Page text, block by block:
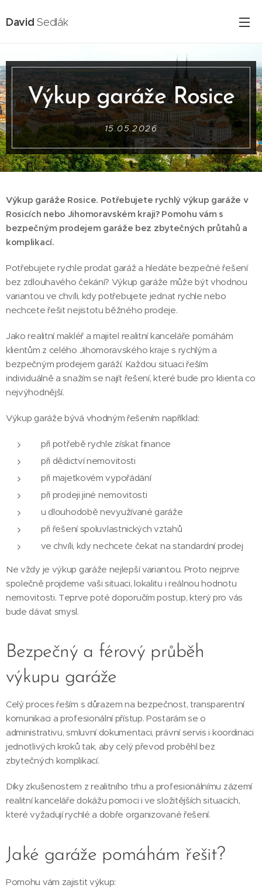
DavidSedlák
Výkup garáže Rosice
15.05.2026
Výkup garáže Rosice. Potřebujete rychlý výkup garáže v
Rosicích nebo Jihomoravském kraji? Pomohu vám s
bezpečným prodejem garáže bez zbytečných průtahů a
komplikací.
Potřebujete rychle prodat garáž a hledáte bezpečné řešení
bez zdlouhavého čekání? Výkup garáže může být vhodnou
variantou ve chvíli, kdy potřebujete jednat rychle nebo
nechcete řešit nejistotu běžného prodeje.
Jako realitní makléř a majitel realitní kanceláře pomáhám
klientům z celého Jihomoravského kraje s rychlým a
bezpečným prodejem garáží. Každou situaci řeším
individuálně a snažím se najít řešení, které bude pro klienta co
nejvýhodnější.
Výkup garáže bývá vhodným řešením například:
při potřebě rychle získat finance
při dědictví nemovitosti
při majetkovém vypořádání
při prodeji jiné nemovitosti
u dlouhodobě nevyužívané garáže
při řešení spoluvlastnických vztahů
ve chvíli, kdy nechcete čekat na standardní prodej
Ne vždy je výkup garáže nejlepší variantou. Proto nejprve
společně projdeme vaši situaci, lokalitu i reálnou hodnotu
nemovitosti. Teprve poté doporučím postup, který pro vás
bude dávat smysl.
Bezpečný a férový průběh
výkupu garáže
Celý proces řeším s důrazem na bezpečnost, transparentní
komunikaci a profesionální přístup. Postarám se o
administrativu, smluvní dokumentaci, právní servis i koordinaci
jednotlivých kroků tak, aby celý převod proběhl bez
zbytečných komplikací.
Díky zkušenostem z realitního trhu a profesionálnímu zázemí
realitní kanceláře dokážu pomoci i ve složitějších situacích,
které vyžadují rychlé a dobře organizované řešení.
Jaké garáže pomáhám řešit?
Pomohu vám zajistit výkup: